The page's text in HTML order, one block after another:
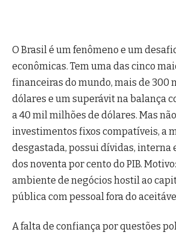
O Brasil é um fenômeno e um
econômicas. Tem uma das cinco
financeiras do mundo, mais de 300
dólares e um superávit na balança
a 40 mil milhões de dólares. Mas
investimentos fixos compatíveis, a
desgastada, possui dívidas, interna
dos noventa por cento do PIB.
ambiente de negócios hostil ao
pública com pessoal fora do
A falta de confiança por questões